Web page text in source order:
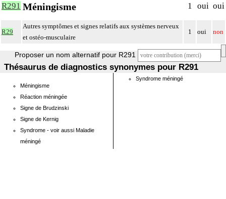
R291 Méningisme 1 oui oui
R29
Autres symptômes et signes relatifs aux systèmes nerveux
et ostéo-musculaire
1 oui non
Proposer un nom alternatif pour R291
Thésaurus de diagnostics synonymes pour R291
Méningisme
Réaction méningée
Signe de Brudzinski
Signe de Kernig
Syndrome - voir aussi Maladie
méningé
Syndrome méningé